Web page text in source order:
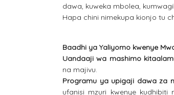
dawa, kuweka mbolea,
Hapa chini nimekupa kionjo tu
Baadhi ya Yaliyomo kwenye
Uandaaji wa mashimo
na majivu.
Programu ya upigaji dawa za
ufanisi mzuri kwenye